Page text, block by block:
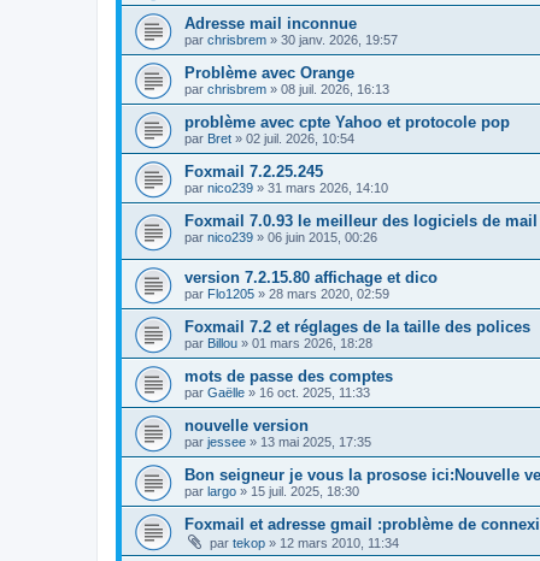
Adresse mail inconnue
par chrisbrem » 30 janv. 2026, 19:57
Problème avec Orange
par chrisbrem » 08 juil. 2026, 16:13
problème avec cpte Yahoo et protocole pop
par Bret » 02 juil. 2026, 10:54
Foxmail 7.2.25.245
par nico239 » 31 mars 2026, 14:10
Foxmail 7.0.93 le meilleur des logiciels de
par nico239 » 06 juin 2015, 00:26
version 7.2.15.80 affichage et dico
par Flo1205 » 28 mars 2020, 02:59
Foxmail 7.2 et réglages de la taille des polices
par Billou » 01 mars 2026, 18:28
mots de passe des comptes
par Gaëlle » 16 oct. 2025, 11:33
nouvelle version
par jessee » 13 mai 2025, 17:35
Bon seigneur je vous la prosose ici:Nouvelle
par largo » 15 juil. 2025, 18:30
Foxmail et adresse gmail :problème de
par tekop » 12 mars 2010, 11:34